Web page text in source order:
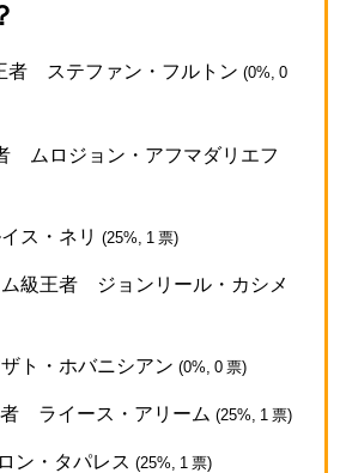
者 ステファン・フルトン (0%, 0
ムロジョン・アフマダリエフ
ス・ネリ (25%, 1 票)
級王者 ジョンリール・カシメ
ト・ホバニシアン (0%, 0 票)
ライース・アリーム (25%, 1 票)
・タパレス (25%, 1 票)